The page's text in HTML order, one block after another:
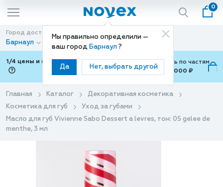
Мы правильно определили —
ваш город Барнаул ?
Да Нет, выбрать другой
0
Город доставки
Барнаул
Способ доставки
Доставка
1/4 цены и покупки ваши с Подели
Можно оплатить по частям
от 700 ₽ до 15,000 ₽
Главная Каталог
Декоративная косметика
Косметика для губ
Уход за губами
Масло для губ Vivienne Sabo Dessert a levres, тон: 05 gelee de
menthe, 3 мл